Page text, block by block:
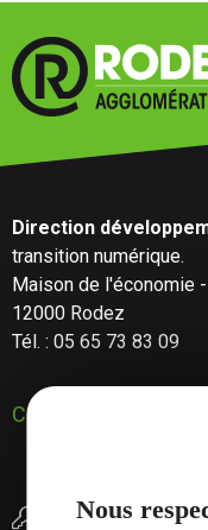
Nous
Direction
transition numérique.
Maison de l'économie
12000 Rodez
Tél. : 05 65 73 83 09
Contactez-nous
Réserver une